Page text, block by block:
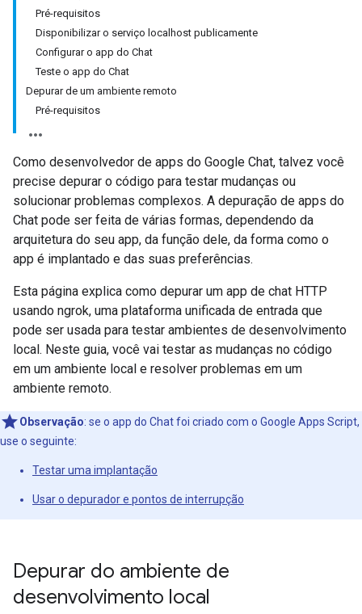
Pré-requisitos
Disponibilizar o serviço localhost publicamente
Configurar o app do Chat
Teste o app do Chat
Depurar de um ambiente remoto
Pré-requisitos
Como desenvolvedor de apps do Google Chat, talvez você
precise depurar o código para testar mudanças ou
solucionar problemas complexos. A depuração de apps do
Chat pode ser feita de várias formas, dependendo da
arquitetura do seu app, da função dele, da forma como o
app é implantado e das suas preferências.
Esta página explica como depurar um app de chat HTTP
usando ngrok, uma plataforma unificada de entrada que
pode ser usada para testar ambientes de desenvolvimento
local. Neste guia, você vai testar as mudanças no código
em um ambiente local e resolver problemas em um
ambiente remoto.
Observação: se o app do Chat foi criado com o Google Apps Script,
use o seguinte:
Testar uma implantação
Usar o depurador e pontos de interrupção
Depurar do ambiente de
desenvolvimento local